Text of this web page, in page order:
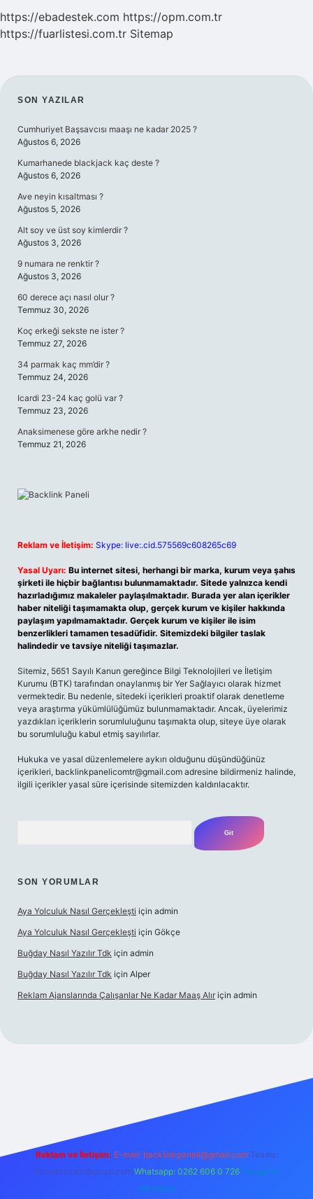
https://ebadestek.com https://opm.com.tr
https://fuarlistesi.com.tr Sitemap
SIDEBAR
SON YAZILAR
Cumhuriyet Başsavcısı maaşı ne kadar 2025 ?
Ağustos 6, 2026
Kumarhanede blackjack kaç deste ?
Ağustos 6, 2026
Ave neyin kısaltması ?
Ağustos 5, 2026
Alt soy ve üst soy kimlerdir ?
Ağustos 3, 2026
9 numara ne renktir ?
Ağustos 3, 2026
60 derece açı nasıl olur ?
Temmuz 30, 2026
Koç erkeği sekste ne ister ?
Temmuz 27, 2026
34 parmak kaç mm’dir ?
Temmuz 24, 2026
Icardi 23-24 kaç golü var ?
Temmuz 23, 2026
Anaksimenese göre arkhe nedir ?
Temmuz 21, 2026
Reklam ve İletişim: Skype: live:.cid.575569c608265c69
Yasal Uyarı: Bu internet sitesi, herhangi bir marka, kurum veya şahıs
şirketi ile hiçbir bağlantısı bulunmamaktadır. Sitede yalnızca kendi
hazırladığımız makaleler paylaşılmaktadır. Burada yer alan içerikler
haber niteliği taşımamakta olup, gerçek kurum ve kişiler hakkında
paylaşım yapılmamaktadır. Gerçek kurum ve kişiler ile isim
benzerlikleri tamamen tesadüfidir. Sitemizdeki bilgiler taslak
halindedir ve tavsiye niteliği taşımazlar.
Sitemiz, 5651 Sayılı Kanun gereğince Bilgi Teknolojileri ve İletişim
Kurumu (BTK) tarafından onaylanmış bir Yer Sağlayıcı olarak hizmet
vermektedir. Bu nedenle, sitedeki içerikleri proaktif olarak denetleme
veya araştırma yükümlülüğümüz bulunmamaktadır. Ancak, üyelerimiz
yazdıkları içeriklerin sorumluluğunu taşımakta olup, siteye üye olarak
bu sorumluluğu kabul etmiş sayılırlar.
Hukuka ve yasal düzenlemelere aykırı olduğunu düşündüğünüz
içerikleri, backlinkpanelicomtr@gmail.com adresine bildirmeniz halinde,
ilgili içerikler yasal süre içerisinde sitemizden kaldırılacaktır.
SON YORUMLAR
Aya Yolculuk Nasıl Gerçekleşti için admin
Aya Yolculuk Nasıl Gerçekleşti için Gökçe
Buğday Nasıl Yazılır Tdk için admin
Buğday Nasıl Yazılır Tdk için Alper
Reklam Ajanslarında Çalışanlar Ne Kadar Maaş Alır için admin
Reklam ve İletişim: E-mail: backlinkpaneli@gmail.com Teams:
forumhizmeti@gmail.com Whatsapp: 0262 606 0 726 Telegram:
@karabul